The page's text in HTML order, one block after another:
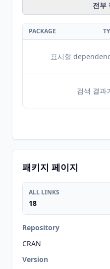
전부
PACKAGE
표시할
검색 결과
패키지 페이지
ALL LINKS
18
Repository
CRAN
Version